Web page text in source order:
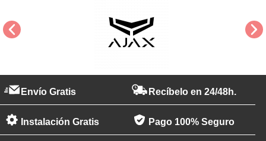
Envío Gratis Recíbelo en 24/48h.
Instalación Gratis Pago 100% Seguro